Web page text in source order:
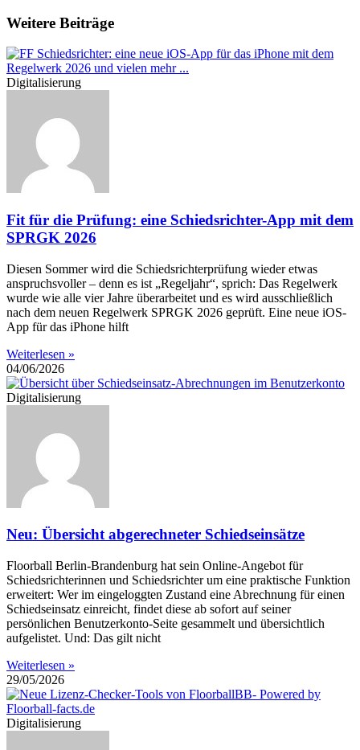
Weitere Beiträge
Digitalisierung
Fit für die Prüfung: eine Schiedsrichter-App mit dem
SPRGK 2026
Diesen Sommer wird die Schiedsrichterprüfung wieder etwas
anspruchsvoller – denn es ist „Regeljahr“, sprich: Das Regelwerk
wurde wie alle vier Jahre überarbeitet und es wird ausschließlich
nach dem neuen Regelwerk SPRGK 2026 geprüft. Eine neue iOS-
App für das iPhone hilft
Weiterlesen »
04/06/2026
Digitalisierung
Neu: Übersicht abgerechneter Schiedseinsätze
Floorball Berlin-Brandenburg hat sein Online-Angebot für
Schiedsrichterinnen und Schiedsrichter um eine praktische Funktion
erweitert: Wer im eingeloggten Zustand eine Abrechnung für einen
Schiedseinsatz einreicht, findet diese ab sofort auf seiner
persönlichen Benutzerkonto-Seite gesammelt und übersichtlich
aufgelistet. Und: Das gilt nicht
Weiterlesen »
29/05/2026
Digitalisierung